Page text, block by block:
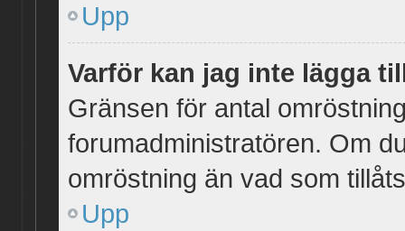
Upp
Varför kan jag inte lägga
Gränsen för antal
forumadministratören. Om
omröstning än vad som
Upp